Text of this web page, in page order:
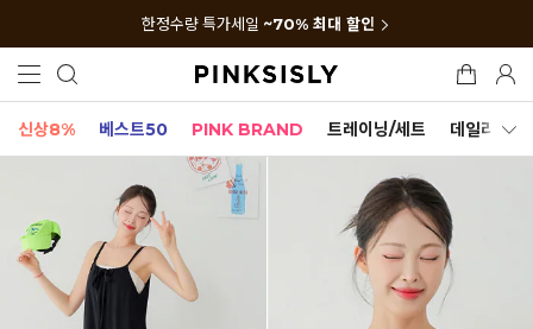
한정수량 특가세일 ~70% 최대 할인
신상8% 베스트50 PINK BRAND 트레이닝/세트 데일리세트